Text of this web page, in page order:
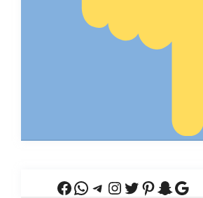
Facebook
WhatsApp
Telegram
Instagram
Twitter
Pinterest